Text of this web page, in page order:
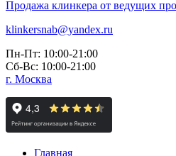
Продажа клинкера от ведущих
klinkersnab@yandex.ru
Пн-Пт: 10:00-21:00
Сб-Вс: 10:00-21:00
г. Москва
Главная